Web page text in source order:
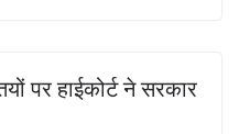
पर हाईकोर्ट ने सरकार